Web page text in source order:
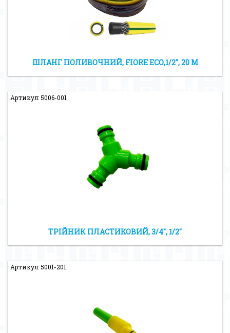
ШЛАНГ ПОЛИВОЧНИЙ, FIORE ЕСО,1/2″, 20 М
Артикул: 5006-001
ТРІЙНИК ПЛАСТИКОВИЙ, 3/4″, 1/2″
Артикул: 5001-201